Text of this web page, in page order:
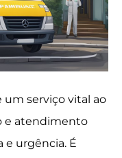
um serviço vital ao
e atendimento
e urgência. É